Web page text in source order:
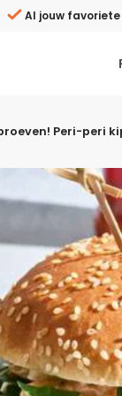
Heijn XL Den
Al jouw
Peri-peri